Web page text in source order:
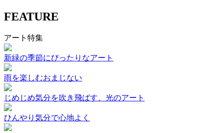
FEATURE
アート特集
新緑の季節にぴったりなアート
雨を楽しむおまじない
じめじめ気分を吹き飛ばす、光のアート
ひんやり気分で心地よく